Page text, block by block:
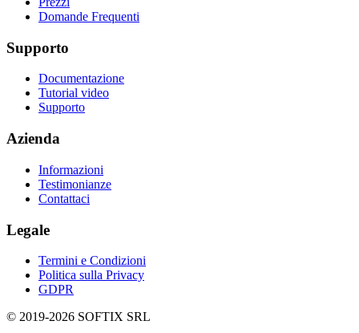
Domande Frequenti
Supporto
Documentazione
Tutorial video
Supporto
Azienda
Informazioni
Testimonianze
Contattaci
Legale
Termini e Condizioni
Politica sulla Privacy
GDPR
© 2019-2026 SOFTIX SRL